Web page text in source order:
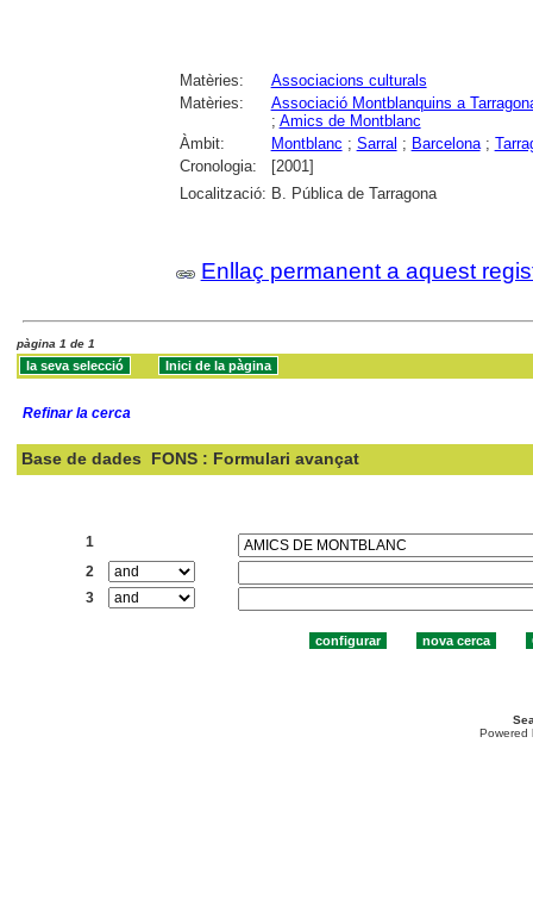
Matèries:
Associacions culturals
Matèries:
Associació Montblanquins a
; Amics de Montblanc
Àmbit:
Montblanc ; Sarral ; Barcelona;
Cronologia:
[2001]
Localització: B. Pública de Tarragona
Enllaç permanent a aquest
pàgina 1 de 1
Refinar la cerca
Base de dades FONS : Formulari avançat
1
2
3
Powered